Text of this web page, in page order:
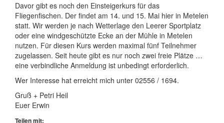
Davor gibt es noch den Einsteigerkurs für das
Fliegenfischen. Der findet am 14. und 15. Mai hier in Metelen
statt. Wir werden je nach Wetterlage den Leerer Sportplatz
oder eine windgeschützte Ecke an der Mühle in Metelen
nutzen. Für diesen Kurs werden maximal fünf Teilnehmer
zugelassen. Seit heute gibt es nur noch zwei freie Plätze …
eine verbindliche Anmeldung ist unbedingt erforderlich.
Wer Interesse hat erreicht mich unter 02556 / 1694.
Gruß + Petri Heil
Euer Erwin
Teilen mit: